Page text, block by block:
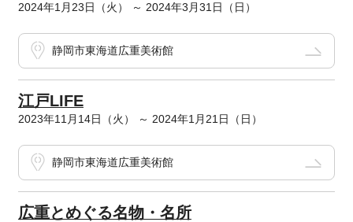
2024年1月23日（火） ～ 2024年3月31日（日）
静岡市東海道広重美術館
江戸LIFE
2023年11月14日（火） ～ 2024年1月21日（日）
静岡市東海道広重美術館
広重とめぐる名物・名所